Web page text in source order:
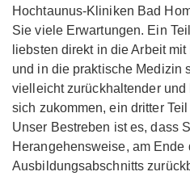
Hochtaunus-Kliniken Bad
Sie viele Erwartungen. Ein
liebsten direkt in die Arbeit
und in die praktische Medizin
vielleicht zurückhaltender
sich zukommen, ein dritter
Unser Bestreben ist es, dass
Herangehensweise, am Ende
Ausbildungsabschnitts